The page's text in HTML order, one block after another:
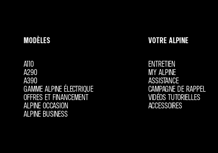
MODÈLES
A110
A290
A390
GAMME ALPINE ÉLECTRIQUE
OFFRES ET FINANCEMENT
ALPINE OCCASION
ALPINE BUSINESS
VOTRE ALPINE
ENTRETIEN
MY ALPINE
ASSISTANCE
CAMPAGNE DE RAPPEL
VIDÉOS TUTORIELLES
ACCESSOIRES